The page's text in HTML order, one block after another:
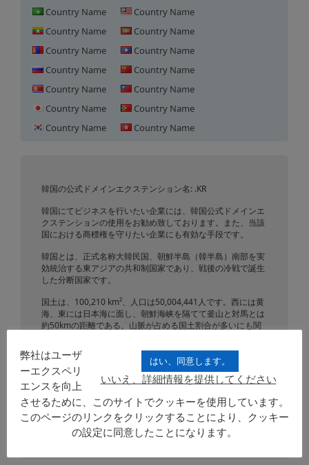
Country Name
Country Name
Country Name
Country Name
Country Name
Country Name
Country Name
Country Name
Country Name
Country Name
Country Name
Country Name
Country Name
Country Name
韓国におけるドメイン登録
韓国の公式ドメインエクステンション名: .KR
韓国にてビジネスを行いたい企業には、韓国公式ドメインエ
クステンションの使用をお勧め致しております。また、当該
国における商標権を守りたい企業にも有効な手段です。
韓国とは、正式名称大韓民国、朝鮮半島（韓半島）南部を実
効統治する東アジアの共和制国家であり、戦後の冷戦で誕生
した分断国家です。
国土は、100,210 km²、人口は50,004,441人です。西には黄
海、東には日本海に面し、朝鮮海峡を隔てて釜山と対馬とは
約50kmの距離である。山脈が占める国土割合が多いにも関
います。経済はエレクトロニクス製品や車などの工業が盛ん
です。
首都はソウルにあり、公用語は韓国語、公用通貨はウォンが
使用されています。
リクエストを送信
はい、同意します。
いいえ、詳細情報を提供してください
弊社はユーザ
ーエクスペリ
エンスを向上
させるために、このサイトでクッキーを使用しています。
このページのリンクをクリックすることにより、クッキー
の設定に同意したことになります。